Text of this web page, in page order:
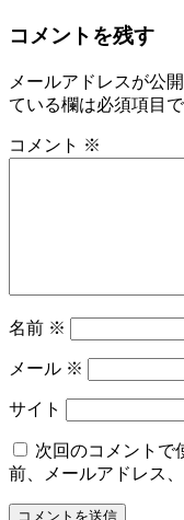
ナ
ビ
ゲ
ー
コメントを残す
メールアドレスが公
ている欄は必須項目
コメント ※
名前 ※
メール ※
サイト
次回のコメントで
前、メールアドレス
コメントを送信